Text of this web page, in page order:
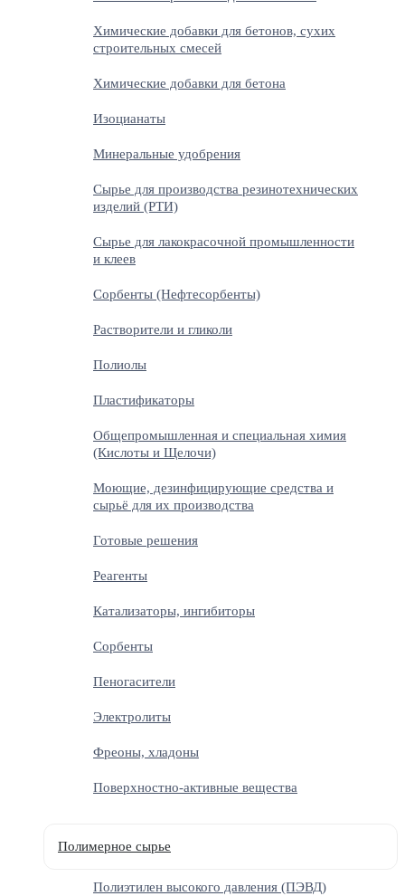
Химические добавки для бетонов, сухих
строительных смесей
Химические добавки для бетона
Изоцианаты
Минеральные удобрения
Сырье для производства резинотехнических
изделий (РТИ)
Сырье для лакокрасочной промышленности
и клеев
Сорбенты (Нефтесорбенты)
Растворители и гликоли
Полиолы
Пластификаторы
Общепромышленная и специальная химия
(Кислоты и Щелочи)
Моющие, дезинфицирующие средства и
сырьё для их производства
Готовые решения
Реагенты
Катализаторы, ингибиторы
Сорбенты
Пеногасители
Электролиты
Фреоны, хладоны
Поверхностно-активные вещества
Полимерное сырье
Полиэтилен высокого давления (ПЭВД)